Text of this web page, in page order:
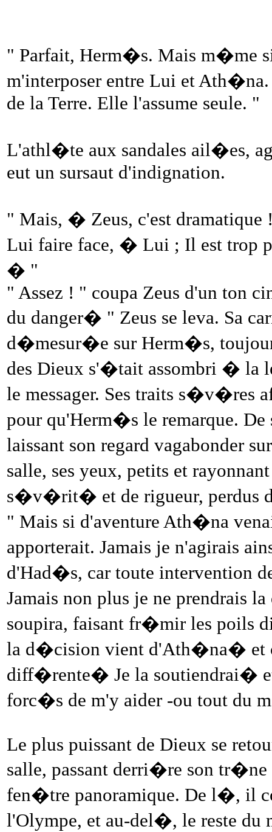
" Parfait, Herm�s. Mais m�me
m'interposer entre Lui et
de la Terre. Elle l'assume seule. "
L'athl�te aux sandales ail�es,
eut un sursaut d'indignation.
" Mais, � Zeus, c'est dramatique
Lui faire face, � Lui ; Il est trop
� "
" Assez ! " coupa Zeus d'un ton
du danger� " Zeus se leva. Sa
d�mesur�e sur Herm�s,
des Dieux s'�tait assombri � la
le messager. Ses traits s�v�res
pour qu'Herm�s le remarque.
laissant son regard vagabonder
salle, ses yeux, petits et
s�v�rit� et de rigueur, perdus
" Mais si d'aventure Ath�na
apporterait. Jamais je n'agirais
d'Had�s, car toute intervention
Jamais non plus je ne
soupira, faisant fr�mir les poils
la d�cision vient d'Ath�na� et
diff�rente� Je la soutiendrai� et
forc�s de m'y aider -ou tout du
Le plus puissant de Dieux se
salle, passant derri�re son tr�ne
fen�tre panoramique. De l�, il
l'Olympe, et au-del�, le reste du